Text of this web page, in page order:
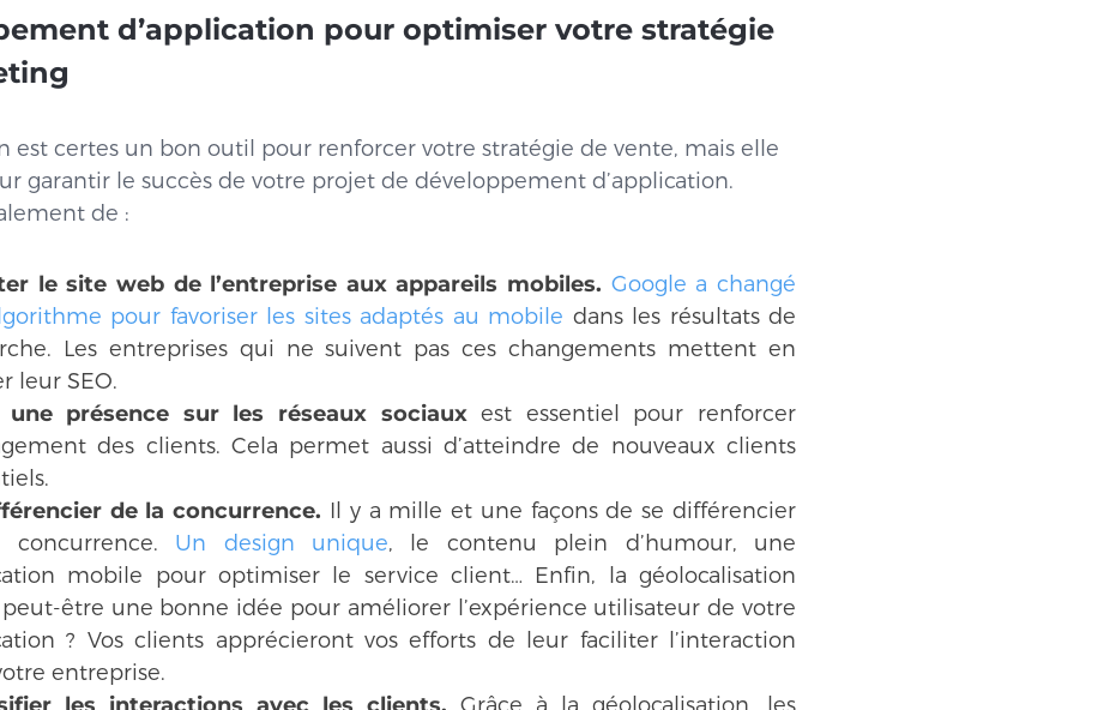
d’application pour optimiser votre stratégie
est certes un bon outil pour renforcer votre stratégie de vente, mais elle
garantir le succès de votre projet de développement d’application.
de :
le site web de l’entreprise aux appareils mobiles. Google a changé
pour favoriser les sites adaptés au mobile dans les résultats de
Les entreprises qui ne suivent pas ces changements mettent en
leur SEO.
une présence sur les réseaux sociauxest essentiel pour renforcer
des clients. Cela permet aussi d’atteindre de nouveaux clients
de la concurrence. Il y a mille et une façons de se différencier
Un design unique, le contenu plein d’humour, une
mobile pour optimiser le service client… Enfin, la géolocalisation
être une bonne idée pour améliorer l’expérience utilisateur de votre
? Vos clients apprécieront vos efforts de leur faciliter l’interaction
entreprise.